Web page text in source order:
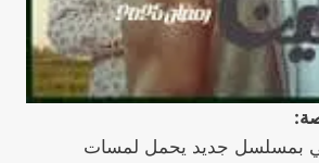
بمسلسل جديد يحمل لمسات